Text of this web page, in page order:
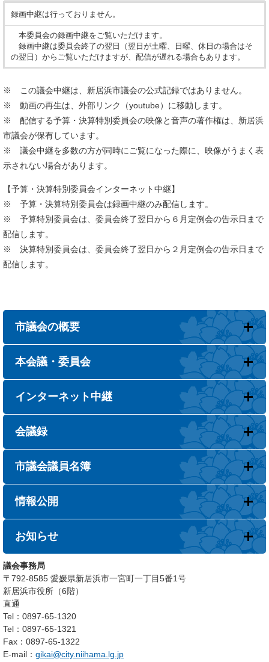
録画中継は行っておりません。​
本委員会の録画中継をご覧いただけます。
録画中継は委員会終了の翌日（翌日が土曜、日曜、休日の場合はそ
の翌日）からご覧いただけますが、配信が遅れる場合もあります。
※ この議会中継は、新居浜市議会の公式記録ではありません。
※ 動画の再生は、外部リンク（youtube）に移動します。
※ 配信する予算・決算特別委員会の映像と音声の著作権は、新居浜
市議会が保有しています。
※ 議会中継を多数の方が同時にご覧になった際に、映像がうまく表
示されない場合があります。
【予算・決算特別委員会インターネット中継】
※ 予算・決算特別委員会は録画中継のみ配信します。
※ 予算特別委員会は、委員会終了翌日から６月定例会の告示日まで
配信します。
​※ 決算特別委員会は、委員会終了翌日から２月定例会の告示日まで
配信します。
市議会の概要
本会議・委員会
インターネット中継
会議録
市議会議員名簿
情報公開
お知らせ
議会事務局
〒792-8585 愛媛県新居浜市一宮町一丁目5番1号
新居浜市役所（6階）
直通
Tel：0897-65-1320
Tel：0897-65-1321
Fax：0897-65-1322
E-mail： gikai@city.niihama.lg.jp